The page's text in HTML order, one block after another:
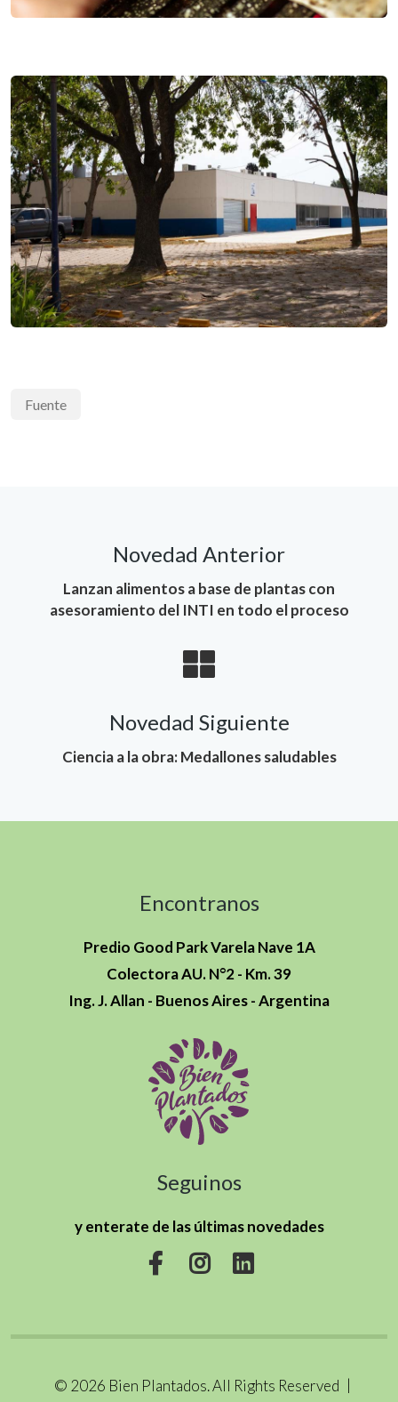
Fuente
Novedad Anterior
Lanzan alimentos a base de plantas con
asesoramiento del INTI en todo el proceso
Novedad Siguiente
Ciencia a la obra: Medallones saludables
Encontranos
Predio Good ParkVarela Nave 1A
Colectora AU. N°2 - Km. 39
Ing. J. Allan - Buenos Aires - Argentina
Seguinos
y enterate de las últimas novedades
© 2026 Bien Plantados. All Rights Reserved